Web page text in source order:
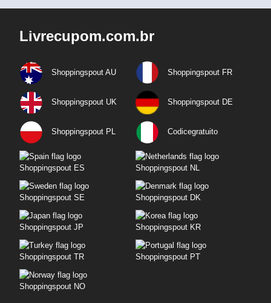
Livrecupom.com.br
Shoppingspout AU Shoppingspout FR
Shoppingspout UK Shoppingspout DE
Shoppingspout PL Codicegratuito
Shoppingspout ES Shoppingspout NL
Shoppingspout SE Shoppingspout DK
Shoppingspout JP Shoppingspout KR
Shoppingspout TR Shoppingspout PT
Shoppingspout NO